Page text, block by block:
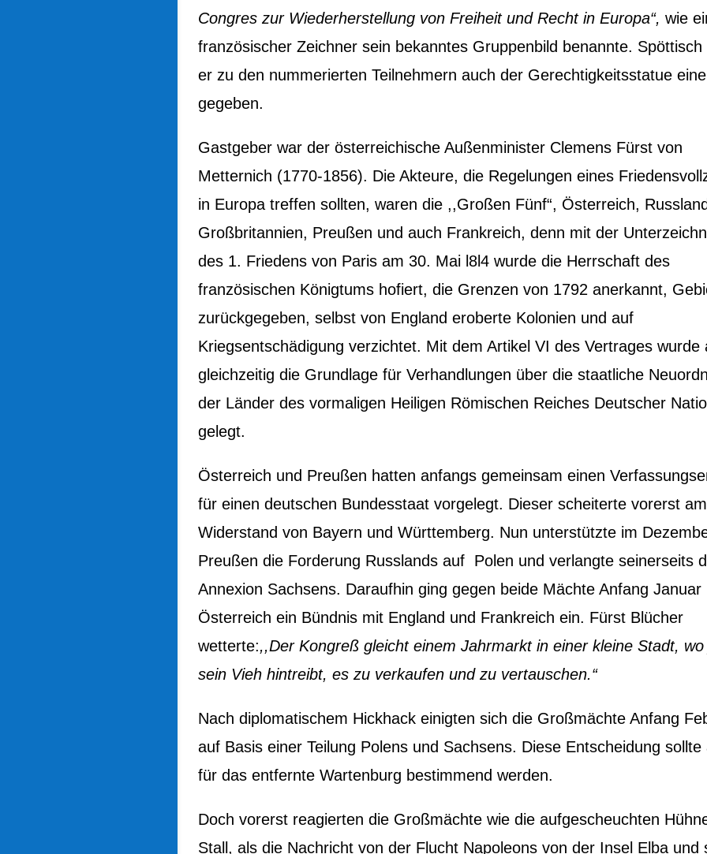
Congres zur Wiederherstellung von Freiheit und Recht in Europa“, wie
französischer Zeichner sein bekanntes Gruppenbild benannte. Spöttisch
er zu den nummerierten Teilnehmern auch der Gerechtigkeitsstatue
gegeben.
Gastgeber war der österreichische Außenminister Clemens Fürst von
Metternich (1770-1856). Die Akteure, die Regelungen eines
in Europa treffen sollten, waren die ,,Großen Fünf“, Österreich,
Großbritannien, Preußen und auch Frankreich, denn mit der
des 1. Friedens von Paris am 30. Mai l8l4 wurde die Herrschaft des
französischen Königtums hofiert, die Grenzen von 1792 anerkannt,
zurückgegeben, selbst von England eroberte Kolonien und auf
Kriegsentschädigung verzichtet. Mit dem Artikel VI des Vertrages wurde
gleichzeitig die Grundlage für Verhandlungen über die staatliche
der Länder des vormaligen Heiligen Römischen Reiches Deutscher
gelegt.
Österreich und Preußen hatten anfangs gemeinsam einen
für einen deutschen Bundesstaat vorgelegt. Dieser scheiterte vorerst am
Widerstand von Bayern und Württemberg. Nun unterstützte im
Preußen die Forderung Russlands auf Polen und verlangte seinerseits
Annexion Sachsens. Daraufhin ging gegen beide Mächte Anfang Januar
Österreich ein Bündnis mit England und Frankreich ein. Fürst Blücher
wetterte:,,Der Kongreß gleicht einem Jahrmarkt in einer kleine Stadt,
sein Vieh hintreibt, es zu verkaufen und zu vertauschen.“
Nach diplomatischem Hickhack einigten sich die Großmächte Anfang
auf Basis einer Teilung Polens und Sachsens. Diese Entscheidung sollte
für das entfernte Wartenburg bestimmend werden.
Doch vorerst reagierten die Großmächte wie die aufgescheuchten
Stall, als die Nachricht von der Flucht Napoleons von der Insel Elba und